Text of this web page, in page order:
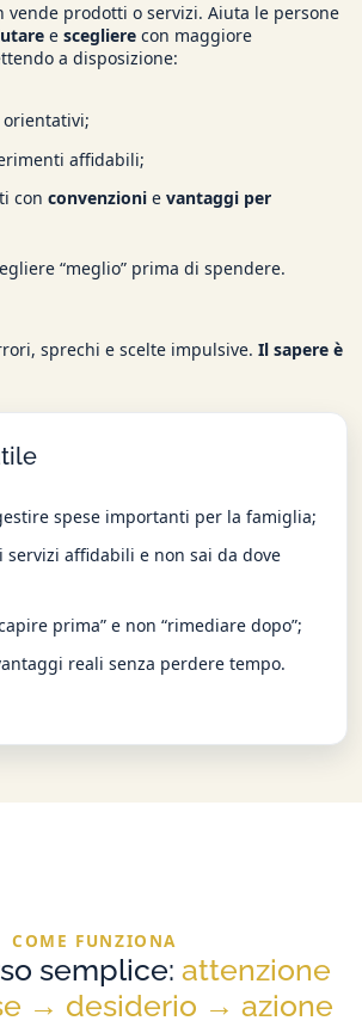
vende prodotti o servizi. Aiuta le persone
e scegliere con maggiore
a disposizione:
affidabili;
con convenzioni e vantaggi per
“meglio” prima di spendere.
sprechi e scelte impulsive. Il sapere è
spese importanti per la famiglia;
servizi affidabili e non sai da dove
prima” e non “rimediare dopo”;
reali senza perdere tempo.
COME FUNZIONA
semplice: attenzione
→ desiderio → azione